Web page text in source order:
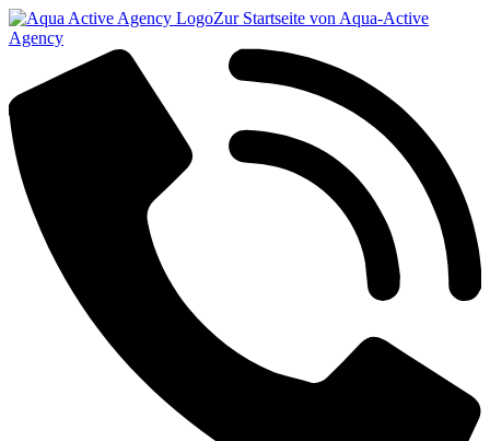
Zur Startseite von Aqua-Active
Agency